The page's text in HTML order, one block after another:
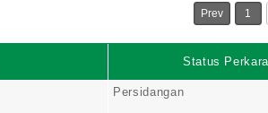
Prev 1
Status Perkara
Persidangan